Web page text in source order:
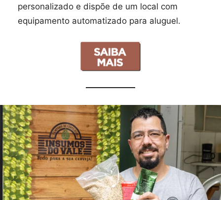
personalizado e dispõe de um local com
equipamento automatizado para aluguel.